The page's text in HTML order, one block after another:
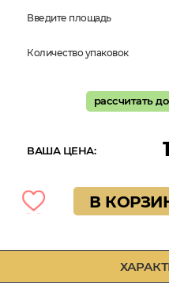
Введите площадь
Количество упаковок
рассчитать
ВАША ЦЕНА:
В